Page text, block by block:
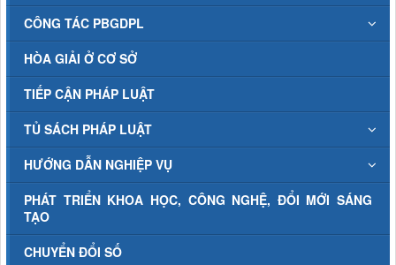
CÔNG TÁC PBGDPL
HÒA GIẢI Ở CƠ SỞ
TIẾP CẬN PHÁP LUẬT
TỦ SÁCH PHÁP LUẬT
HƯỚNG DẪN NGHIỆP VỤ
PHÁT TRIỂN KHOA HỌC, CÔNG NGHỆ, ĐỔI MỚI SÁNG
TẠO
CHUYỂN ĐỔI SỐ